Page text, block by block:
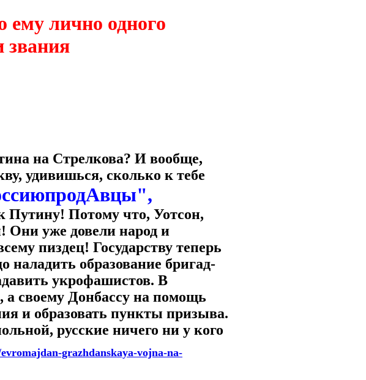
ему лично одного
звания
на Стрелкова? И вообще,
удивишься, сколько к тебе
Путину! Потому что, Уотсон,
Они уже довели народ и
пиздец! Государству теперь
наладить образование бригад-
укрофашистов. В
а своему Донбассу на помощь
и образовать пункты призыва.
русские ничего ни у кого
grazhdanskaya-vojna-na-